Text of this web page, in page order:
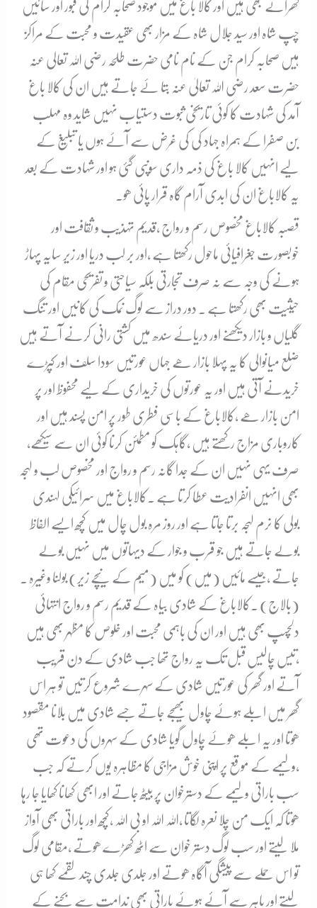
گھرانے بھی ہیں اور کالا باغ میں موجود صحابہ کرام کی قبور اور سائیں
چپ شاہ اور سید جلال شاہ کے مزار بھی عقیدت و محبت کے مراکز
ہیں صحابہ کرام جن کے نام نامی حضرت طلحہ رضی اللہ تعالی عنہ
حضرت سعد رضی اللہ تعالیٰ عنہ بتا ۓ جاتے ہیں ان کی کالا باغ
آمد کی شہادت کا کوئی تاریخی ثبوت دستیاب نہیں شاید وہ مہلب
بن صفرا کے ہمراہ جہاد کی کی غرض سے آۓ ہوں یا تبلیغ کے
لیے انہیں کالا باغ کی ذمہ داری سونپی گئی ہو اور شہادت کے بعد
یہ کالاباغ ان کی ابدی آرام گاہ قرار پائی ھو۔
خوبصورت جغرافیائی ماحول رکھتا ہے ،اور بر لب دریا اور زیر سایہ پہاڑ
ہونے کی وجہ سے نہ صرف تجارتی بلکہ سیاحتی و تفریحی مقام کی
حیثیت بھی رکھتا ہے ۔ دور دراز سے لوگ نمک کی کانیں اور تنگ
گلیاں و بازار دیکھنے اور دریائے سندھ میں کشتی رانی کرنے آتے ہیں
ضلع میانوالی کا یہ پہلا بازار ھے جہاں عورتیں سودا سلف اور کپڑے
خریدنے آتی ہیں اور یہ عورتوں کی خریداری کے لیے محفوظ اور پر
امن بازار ھے ،کالاباغ کے باسی فطری طور پر امن پسند ہیں اور
کاروباری مزاج رکھتے ہیں ،گاہک کو مطمئن کرنا کوئی ان سے سیکھے،
صرف یہی نہیں ان کے جدا گانہ رسم و رواج اور مخصوص لب و لہجہ
بھی انہیں انفرادیت عطا کرتا ہے ۔کالاباغ میں سرائیکی لہندی
بولی کا نرم لہجہ برتا جاتا ہے اور روز مرہ بول چال میں کچھ ایسے الفاظ
بولے جاتے ہیں جو قرب و جوار کے دیہاتوں میں نہیں بولے
جاتے ،جیسے مائیں (میں) کو میں (میم کے نیچے زیر) بولنا وغیرہ ۔
(بالاج) ۔کالاباغ کے شادی بیاہ کے قدیم رسم و رواج انتہائی
دلچسپ بھی ہیں اور ان کی باہمی محبت اور خلوص کا مظہر بھی ہیں
،تیس چالیس قبل تک یہ رواج تھا جب شادی کے دن قریب
آتے اور گھر کی عورتیں شادی کے سہرے شروع کرتیں تو ہر اس
گھر میں ابلے ہوئے چاول بھیجے جاتے جسے شادی میں بلانا مقصود
ھوتا اور یہ ابلے ھوۓ چاول گویا شادی کے سہروں کی دعوت تھی
،ولیمے کے موقع پر اپنی خوش مزاجی کا مظاہرہ یوں کرتے کہ جب
سب باراتی ولیمے کے دسترخوان پر بیٹھ جاتے اور ابھی کھانا کھایا جا رہا
ھوتا کہ ایک من چلا نعرہ لگاتا ،اللہ اللہ او بی اللہ ،کچھ اور باراتی بھی آواز
ملا لیتے اور سب لوگ دستر خوان سے اٹھ کھڑے ھوتے ،مقامی لوگ
تو اس حملے سے پیشگی آگاہ ھوتے اور جلدی جلدی چند لقمے کھا ہی
لیتے اور باہر سے آئے ہوئے باراتی بھی ندامت سے بچنے کے